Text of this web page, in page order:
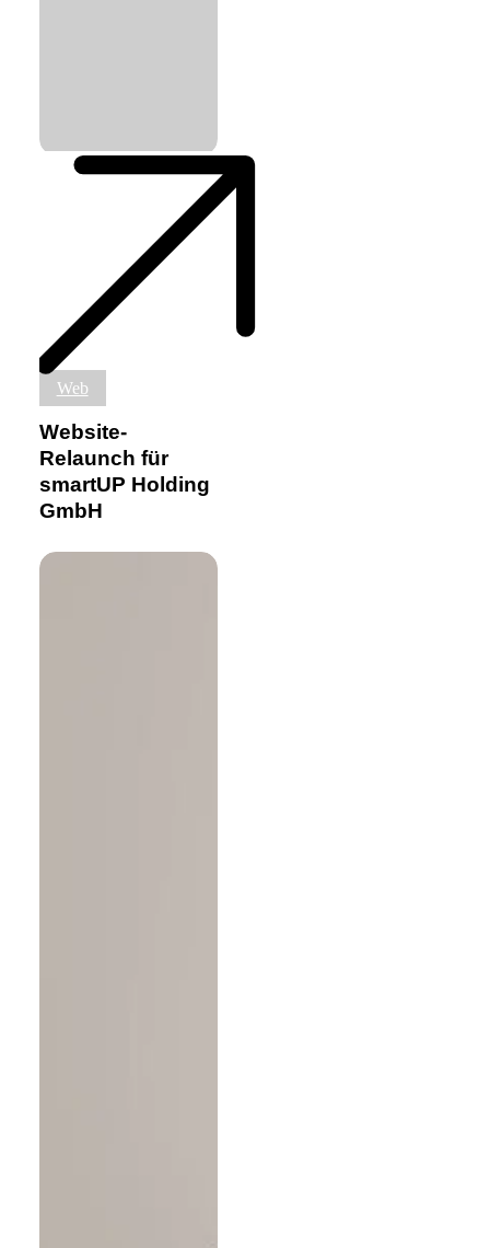
Website-
Relaunch
für
smartUP
Holding
GmbH
Web
Website-
Relaunch für
smartUP Holding
GmbH